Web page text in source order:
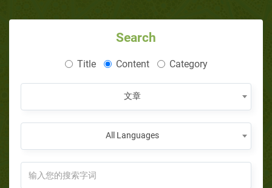
Search
Title Content Category
文章
All Languages